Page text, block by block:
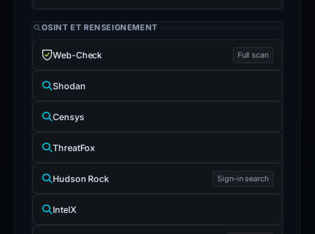
OSINT ET RENSEIGNEMENT
Web-Check Full scan
Shodan
Censys
ThreatFox
Hudson Rock Sign-in search
IntelX